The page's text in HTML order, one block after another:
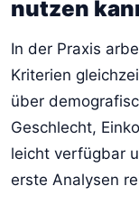
nutzen
In der Praxis
Kriterien
über
Geschlecht,
leicht verfügbar
erste Analysen